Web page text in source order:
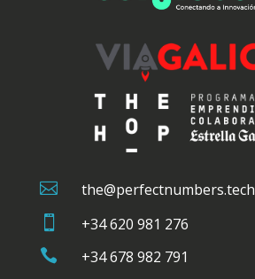
 the@perfectnumbers.tech
 +34 620 981 276
 +34 678 982 791